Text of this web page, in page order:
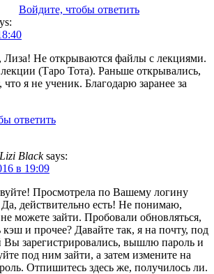
Войдите, чтобы ответить
Лиза! Не открываются файлы с лекциями.
(Таро Тота). Раньше открывались,
я не ученик. Благодарю заранее за
ответить
Lizi Black says:
в 19:09
Просмотрела по Вашему логину
Да, действительно есть! Не понимаю,
можете зайти. Пробовали обновляться,
кэш и прочее? Давайте так, я на почту, под
Вы зарегистрировались, вышлю пароль и
под ним зайти, а затем измените на
Отпишитесь здесь же, получилось ли.